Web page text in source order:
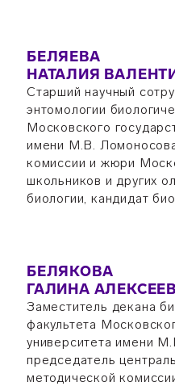
БЕЛЯЕВА
НАТАЛИЯ
Старший научный
энтомологии
Московского
имени М.В.
комиссии и жюри
школьников и других
биологии, кандидат
БЕЛЯКОВА
ГАЛИНА
Заместитель декана
факультета
университета имени
председатель
методической